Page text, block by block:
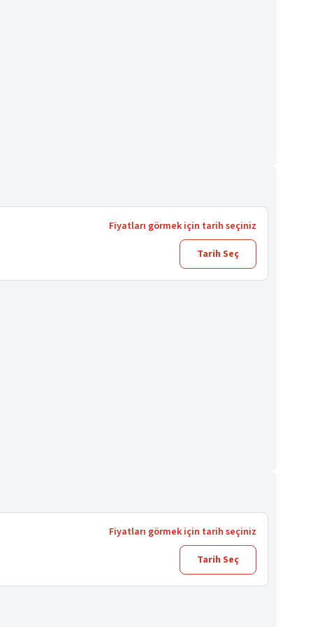
Fiyatları görmek için tarih seçiniz
Tarih Seç
Fiyatları görmek için tarih seçiniz
Tarih Seç